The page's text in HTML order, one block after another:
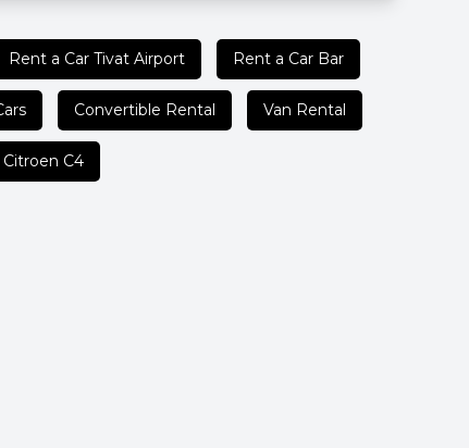
Rent a Car Tivat Airport Rent a Car Bar
Convertible Rental Van Rental
Citroen C4